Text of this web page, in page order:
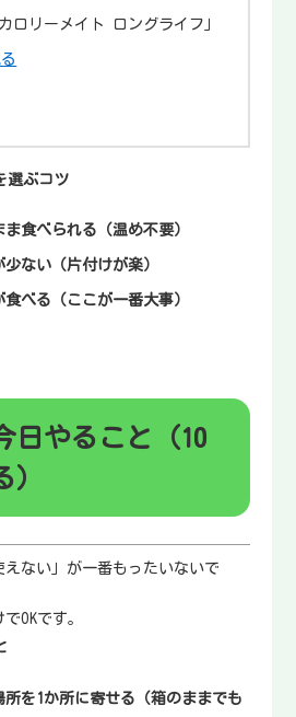
ロリーメイト ロングライフ」
選ぶコツ
ま食べられる （温め不要）
少ない （片付けが楽）
食べる （ここが一番大事）
日やること（10
）
ない」が一番もったいないで
OKです。
所を1か所に寄せる （箱のままでも